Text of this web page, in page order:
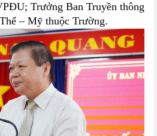
Trưởng Ban Truyền thông
– Mỹ thuộc Trường.